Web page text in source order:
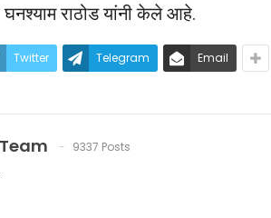
घनश्याम राठोड यांनी केले आहे.
Twitter Telegram Email
9337 Posts